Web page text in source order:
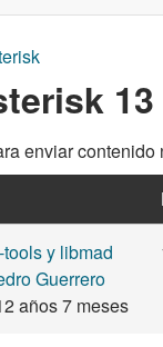
13
enviar contenido
y libmad
Guerrero
años 7 meses